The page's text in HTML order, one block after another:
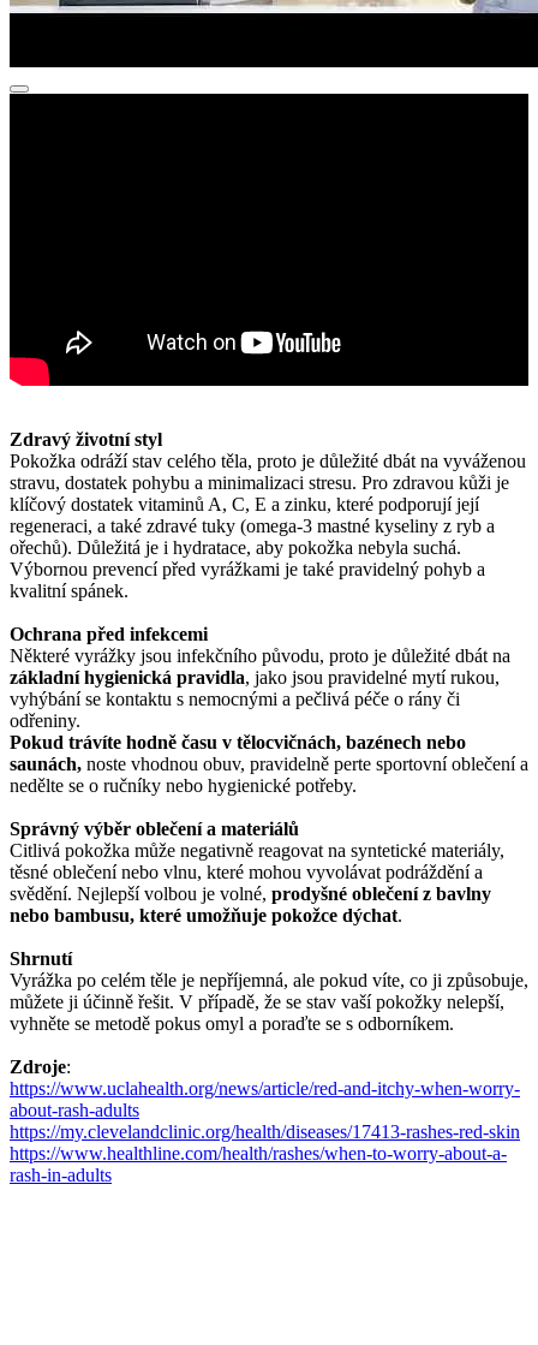
Zdravý životní styl
Pokožka odráží stav celého těla, proto je důležité dbát na vyváženou
stravu, dostatek pohybu a minimalizaci stresu. Pro zdravou kůži je
klíčový dostatek vitaminů A, C, E a zinku, které podporují její
regeneraci, a také zdravé tuky (omega-3 mastné kyseliny z ryb a
ořechů). Důležitá je i hydratace, aby pokožka nebyla suchá.
Výbornou prevencí před vyrážkami je také pravidelný pohyb a
kvalitní spánek.
Ochrana před infekcemi
Některé vyrážky jsou infekčního původu, proto je důležité dbát na
základní hygienická pravidla, jako jsou pravidelné mytí rukou,
vyhýbání se kontaktu s nemocnými a pečlivá péče o rány či
odřeniny.
Pokud trávíte hodně času v tělocvičnách, bazénech nebo
saunách, noste vhodnou obuv, pravidelně perte sportovní oblečení a
nedělte se o ručníky nebo hygienické potřeby.
Správný výběr oblečení a materiálů
Citlivá pokožka může negativně reagovat na syntetické materiály,
těsné oblečení nebo vlnu, které mohou vyvolávat podráždění a
svědění. Nejlepší volbou je volné, prodyšné oblečení z bavlny
nebo bambusu, které umožňuje pokožce dýchat.
Shrnutí
Vyrážka po celém těle je nepříjemná, ale pokud víte, co ji způsobuje,
můžete ji účinně řešit. V případě, že se stav vaší pokožky nelepší,
vyhněte se metodě pokus omyl a poraďte se s odborníkem.
Zdroje:
https://www.uclahealth.org/news/article/red-and-itchy-when-worry-
about-rash-adults
https://my.clevelandclinic.org/health/diseases/17413-rashes-red-skin
https://www.healthline.com/health/rashes/when-to-worry-about-a-
rash-in-adults